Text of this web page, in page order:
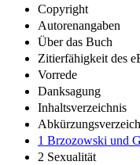
Copyright
Autorenangaben
Über das Buch
Zitierfähigkeit des
Vorrede
Danksagung
Inhaltsverzeichnis
1 Brzozowski und
2 Sexualität